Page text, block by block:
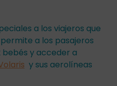
a los viajeros que
a los pasajeros
y acceder a
y sus aerolíneas